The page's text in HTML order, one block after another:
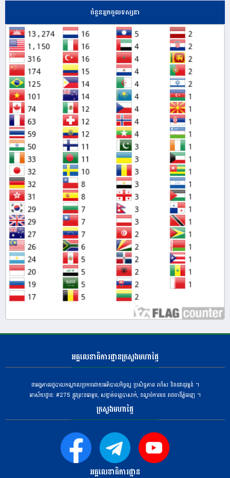
ចំនួនអ្នកចូលទស្សនា
អគ្គលេខាធិការដ្ឋានក្រសួងមហាផ្ទៃ
ជាអង្គភាពរដ្ឋបាលកណ្តាលប្រកបដោយអភិបាលកិច្ចល្អ ប្រសិទ្ធភាព រហ័ស និងនវានុវត្តន៍ ។
អាស័យដ្ឋាន: #275 ​ផ្លូវព្រះនរោត្តម, សង្កាត់ទន្លេបាសាក់, ខណ្ឌចំការមន រាជធានីភ្នំពេញ ។
ក្រសួងមហាផ្ទៃ
អគ្គលេខាធិការដ្ឋាន